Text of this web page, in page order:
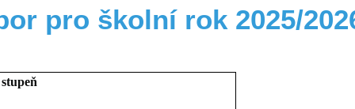
pro školní rok 2025/